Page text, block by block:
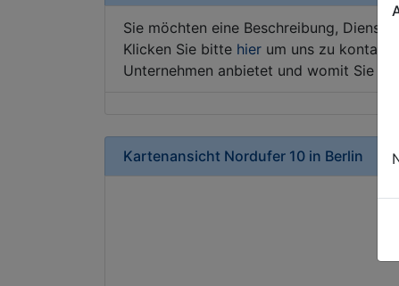
Sie möchten eine Beschreibung,
Klicken Sie bitte hier um uns zu
Unternehmen anbietet und womit Sie
Kartenansicht Nordufer 10 in Berlin